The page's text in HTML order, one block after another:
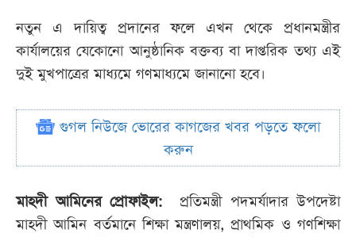
নতুন এ দায়িত্ব প্রদানের ফলে এখন থেকে প্রধানমন্ত্রীর
কার্যালয়ের যেকোনো আনুষ্ঠানিক বক্তব্য বা দাপ্তরিক তথ্য এই
দুই মুখপাত্রের মাধ্যমে গণমাধ্যমে জানানো হবে।
গুগল নিউজে ভোরের কাগজের খবর পড়তে ফলো
করুন
মাহদী আমিনের প্রোফাইল: প্রতিমন্ত্রী পদমর্যাদার উপদেষ্টা
মাহদী আমিন বর্তমানে শিক্ষা মন্ত্রণালয়, প্রাথমিক ও গণশিক্ষা